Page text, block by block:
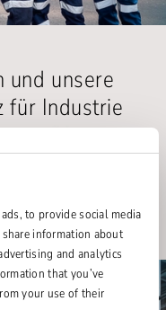
to provide social media
information about
and analytics
that you’ve
your use of their
und unsere
für Industrie